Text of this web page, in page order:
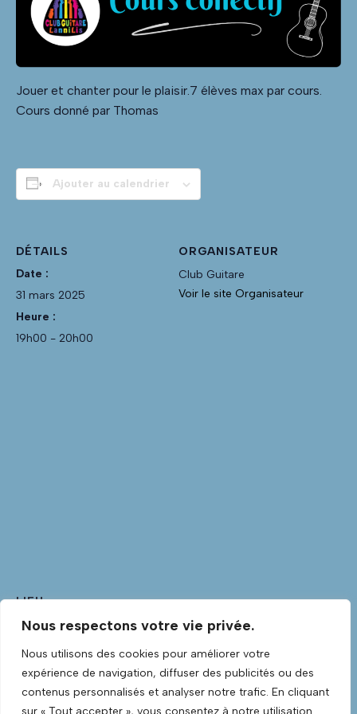
Nous respectons votre vie privée.
Nous utilisons des cookies pour améliorer votre
expérience de navigation, diffuser des publicités ou des
contenus personnalisés et analyser notre trafic. En cliquant
sur « Tout accepter », vous consentez à notre utilisation
Jouer et chanter pour le plaisir.7 élèves max par cours.
Cours donné par Thomas
Ajouter au calendrier
DÉTAILS
Date :
31 mars 2025
Heure :
19h00 - 20h00
ORGANISATEUR
Club Guitare
Voir le site Organisateur
LIEU
Club Guitare